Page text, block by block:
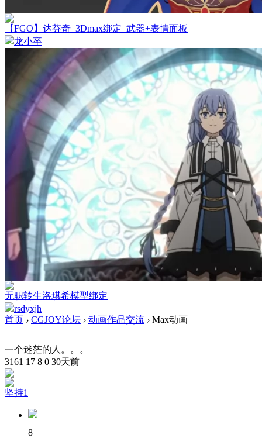
【FGO】达芬奇_3Dmax绑定_武器+表情面板
龙小卒
无职转生洛琪希模型绑定
rsdyxjh
首页 › CGJOY论坛 › 动画作品交流 › Max动画
一个迷茫的人。。。
3161 17 8 0 30天前
坚持1
8